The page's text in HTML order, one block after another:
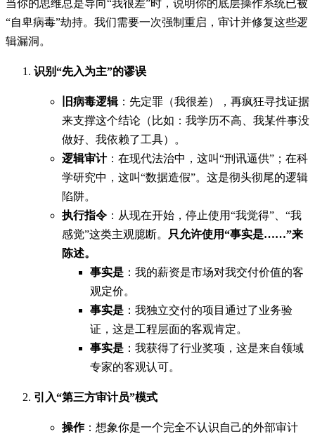
当你的思维总是导向“我很差”时，说明你的底层操作系统已被
“自卑病毒”劫持。我们需要一次强制重启，审计并修复这些逻
辑漏洞。
识别“先入为主”的谬误
旧病毒逻辑：先定罪（我很差），再疯狂寻找证据
来支撑这个结论（比如：我学历不高、我某件事没
做好、我依赖了工具）。
逻辑审计：在现代法治中，这叫“刑讯逼供”；在科
学研究中，这叫“数据造假”。这是彻头彻尾的逻辑
陷阱。
执行指令 ：从现在开始，停止使用“我觉得”、“我
感觉”这类主观臆断。
只允许使用“事实是……”来
陈述。
事实是 ：我的薪资是市场对我交付价值的客
观定价。
事实是 ：我独立交付的项目通过了业务验
证，这是工程层面的客观肯定。
事实是 ：我获得了行业奖项，这是来自领域
专家的客观认可。
引入“第三方审计员”模式
操作：想象你是一个完全不认识自己的外部审计